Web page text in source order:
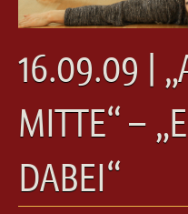
Vorstellungen
Workshops
Galerie
Kontakt
Ballett für Erwachsene /
Kreative Früherziehung /
16.09.09 |
MITTE“ –
DABEI“